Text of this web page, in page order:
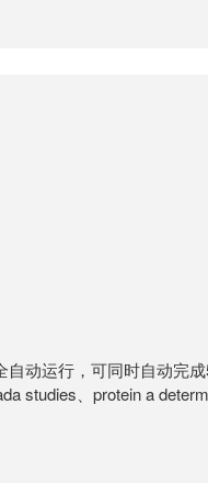
动运行，可同时自动完
studies、protein a